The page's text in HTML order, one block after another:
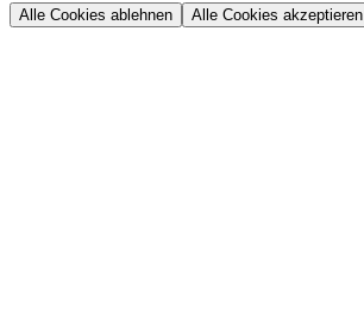
Alle Cookies ablehnen Alle Cookies akzeptieren